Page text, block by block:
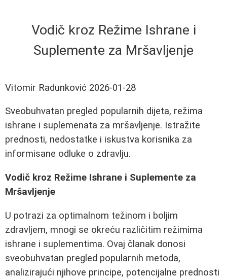
Vodič kroz Režime Ishrane i
Suplemente za Mršavljenje
Vitomir Radunković 2026-01-28
Sveobuhvatan pregled popularnih dijeta, režima
ishrane i suplemenata za mršavljenje. Istražite
prednosti, nedostatke i iskustva korisnika za
informisane odluke o zdravlju.
Vodič kroz Režime Ishrane i Suplemente za
Mršavljenje
U potrazi za optimalnom težinom i boljim
zdravljem, mnogi se okreću različitim režimima
ishrane i suplementima. Ovaj članak donosi
sveobuhvatan pregled popularnih metoda,
analizirajući njihove principe, potencijalne prednosti